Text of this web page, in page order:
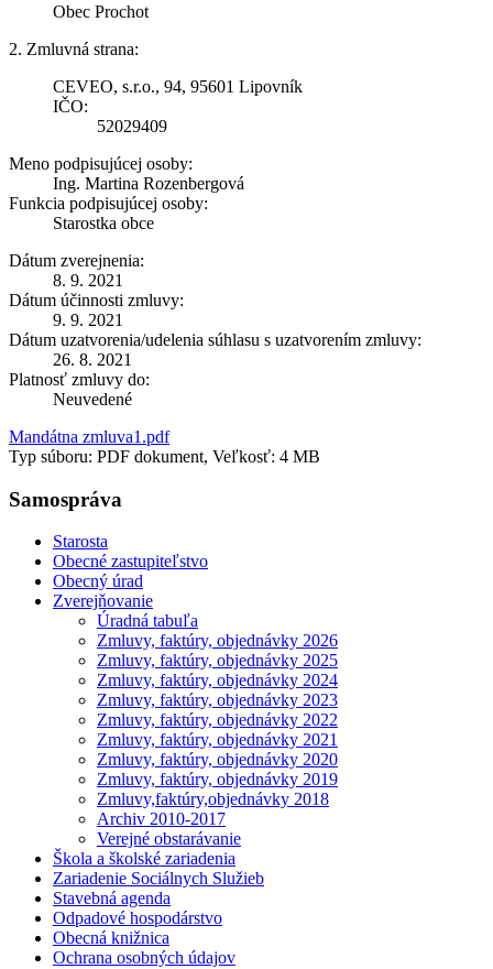
Obec Prochot
2. Zmluvná strana:
CEVEO, s.r.o., 94, 95601 Lipovník
IČO:
52029409
Meno podpisujúcej osoby:
Ing. Martina Rozenbergová
Funkcia podpisujúcej osoby:
Starostka obce
Dátum zverejnenia:
8. 9. 2021
Dátum účinnosti zmluvy:
9. 9. 2021
Dátum uzatvorenia/udelenia súhlasu s uzatvorením zmluvy:
26. 8. 2021
Platnosť zmluvy do:
Neuvedené
Mandátna zmluva1.pdf
Typ súboru: PDF dokument, Veľkosť: 4 MB
Samospráva
Starosta
Obecné zastupiteľstvo
Obecný úrad
Zverejňovanie
Úradná tabuľa
Zmluvy, faktúry, objednávky 2026
Zmluvy, faktúry, objednávky 2025
Zmluvy, faktúry, objednávky 2024
Zmluvy, faktúry, objednávky 2023
Zmluvy, faktúry, objednávky 2022
Zmluvy, faktúry, objednávky 2021
Zmluvy, faktúry, objednávky 2020
Zmluvy, faktúry, objednávky 2019
Zmluvy,faktúry,objednávky 2018
Archiv 2010-2017
Verejné obstarávanie
Škola a školské zariadenia
Zariadenie Sociálnych Služieb
Stavebná agenda
Odpadové hospodárstvo
Obecná knižnica
Ochrana osobných údajov